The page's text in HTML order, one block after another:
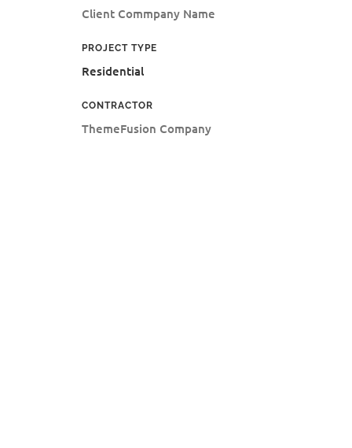
Client Commpany Name
PROJECT TYPE
Residential
CONTRACTOR
ThemeFusion Company